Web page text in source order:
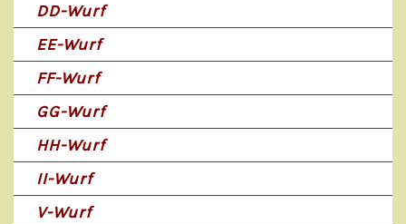
DD-Wurf
EE-Wurf
FF-Wurf
GG-Wurf
HH-Wurf
II-Wurf
V-Wurf